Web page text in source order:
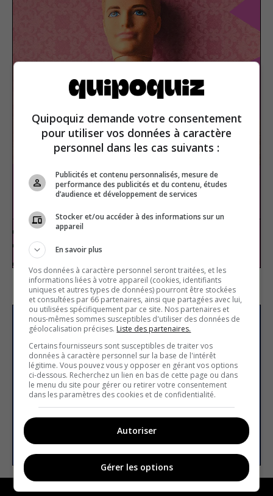
Pop culture
Subscribe to our
newsletter
Email address
SUBSCRIBE
Quipoquiz demande votre consentement
pour utiliser vos données à caractère
personnel dans les cas suivants :
Publicités et contenu personnalisés, mesure de
performance des publicités et du contenu, études
d’audience et développement de services
Stocker et/ou accéder à des informations sur un
appareil
En savoir plus
Vos données à caractère personnel seront traitées, et les
informations liées à votre appareil (cookies, identifiants
uniques et autres types de données) pourront être stockées
et consultées par 66 partenaires, ainsi que partagées avec lui,
ou utilisées spécifiquement par ce site. Nos partenaires et
nous-mêmes sommes susceptibles d'utiliser des données de
géolocalisation précises. Liste des partenaires.
Certains fournisseurs sont susceptibles de traiter vos
données à caractère personnel sur la base de l'intérêt
légitime. Vous pouvez vous y opposer en gérant vos options
ci-dessous. Recherchez un lien en bas de cette page ou dans
le menu du site pour gérer ou retirer votre consentement
dans les paramètres des cookies et de confidentialité.
Autoriser
Gérer les options